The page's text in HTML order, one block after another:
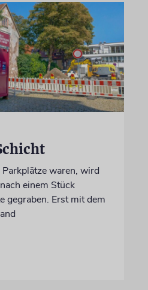
waren, wird
einem Stück
gegraben. Erst mit dem